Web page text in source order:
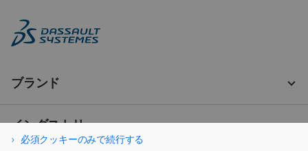
必須クッキーのみで続行する